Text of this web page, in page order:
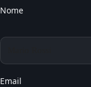
Nome
Email